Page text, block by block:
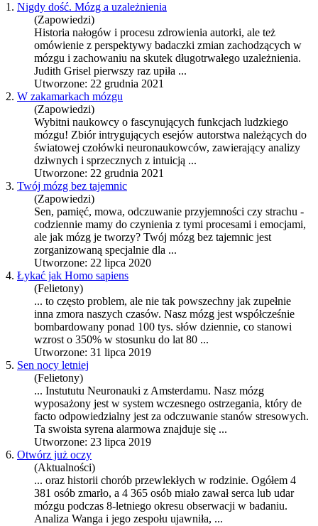
1. Nigdy dość. Mózg a uzależnienia
(Zapowiedzi)
Historia nałogów i procesu zdrowienia autorki, ale też
omówienie z perspektywy badaczki zmian zachodzących w
mózgu i zachowaniu na skutek długotrwałego uzależnienia.
Judith Grisel pierwszy raz upiła ...
Utworzone: 22 grudnia 2021
2. W zakamarkach mózgu
(Zapowiedzi)
Wybitni naukowcy o fascynujących funkcjach ludzkiego
mózgu! Zbiór intrygujących esejów autorstwa należących do
światowej czołówki neuronaukowców, zawierający analizy
dziwnych i sprzecznych z intuicją ...
Utworzone: 22 grudnia 2021
3. Twój mózg bez tajemnic
(Zapowiedzi)
Sen, pamięć, mowa, odczuwanie przyjemności czy strachu -
codziennie mamy do czynienia z tymi procesami i emocjami,
ale jak mózg je tworzy? Twój mózg bez tajemnic jest
zorganizowaną specjalnie dla ...
Utworzone: 22 lipca 2020
4. Łykać jak Homo sapiens
(Felietony)
... to często problem, ale nie tak powszechny jak zupełnie
inna zmora naszych czasów. Nasz mózg jest współcześnie
bombardowany ponad 100 tys. słów dziennie, co stanowi
wzrost o 350% w stosunku do lat 80 ...
Utworzone: 31 lipca 2019
5. Sen nocy letniej
(Felietony)
... Instututu Neuronauki z Amsterdamu. Nasz mózg
wyposażony jest w system wczesnego ostrzegania, który de
facto odpowiedzialny jest za odczuwanie stanów stresowych.
Ta swoista syrena alarmowa znajduje się ...
Utworzone: 23 lipca 2019
6. Otwórz już oczy
(Aktualności)
... oraz historii chorób przewlekłych w rodzinie. Ogółem 4
381 osób zmarło, a 4 365 osób miało zawał serca lub udar
mózgu podczas 8-letniego okresu obserwacji w badaniu.
Analiza Wanga i jego zespołu ujawniła, ...